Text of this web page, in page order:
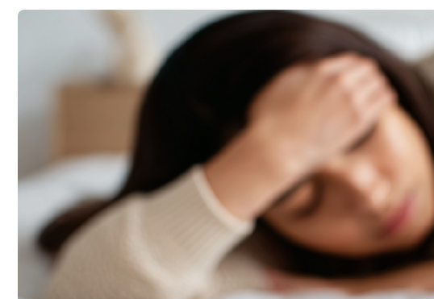
Ваш
Ваш e-mail:*